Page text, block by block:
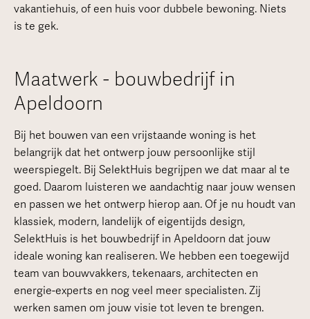
vakantiehuis, of een huis voor dubbele bewoning. Niets
is te gek.
Maatwerk - bouwbedrijf in
Apeldoorn
Bij het bouwen van een vrijstaande woning is het
belangrijk dat het ontwerp jouw persoonlijke stijl
weerspiegelt. Bij SelektHuis begrijpen we dat maar al te
goed. Daarom luisteren we aandachtig naar jouw wensen
en passen we het ontwerp hierop aan. Of je nu houdt van
klassiek, modern, landelijk of eigentijds design,
SelektHuis is het bouwbedrijf in Apeldoorn dat jouw
ideale woning kan realiseren. We hebben een toegewijd
team van bouwvakkers, tekenaars, architecten en
energie-experts en nog veel meer specialisten. Zij
werken samen om jouw visie tot leven te brengen.